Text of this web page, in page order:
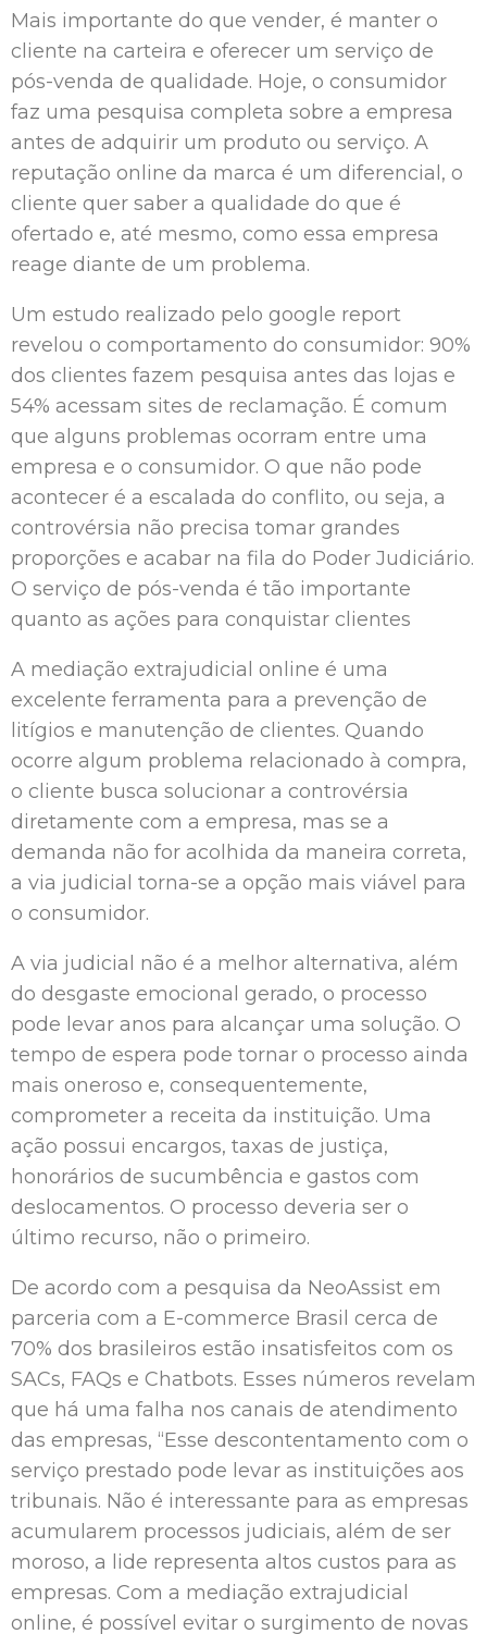
Mais importante do que vender, é manter o
cliente na carteira e oferecer um serviço de
pós-venda de qualidade. Hoje, o consumidor
faz uma pesquisa completa sobre a empresa
antes de adquirir um produto ou serviço. A
reputação online da marca é um diferencial, o
cliente quer saber a qualidade do que é
ofertado e, até mesmo, como essa empresa
reage diante de um problema.
Um estudo realizado pelo google report
revelou o comportamento do consumidor: 90%
dos clientes fazem pesquisa antes das lojas e
54% acessam sites de reclamação. É comum
que alguns problemas ocorram entre uma
empresa e o consumidor. O que não pode
acontecer é a escalada do conflito, ou seja, a
controvérsia não precisa tomar grandes
proporções e acabar na fila do Poder Judiciário.
O serviço de pós-venda é tão importante
quanto as ações para conquistar clientes
A mediação extrajudicial online é uma
excelente ferramenta para a prevenção de
litígios e manutenção de clientes. Quando
ocorre algum problema relacionado à compra,
o cliente busca solucionar a controvérsia
diretamente com a empresa, mas se a
demanda não for acolhida da maneira correta,
a via judicial torna-se a opção mais viável para
o consumidor.
A via judicial não é a melhor alternativa, além
do desgaste emocional gerado, o processo
pode levar anos para alcançar uma solução. O
tempo de espera pode tornar o processo ainda
mais oneroso e, consequentemente,
comprometer a receita da instituição. Uma
ação possui encargos, taxas de justiça,
honorários de sucumbência e gastos com
deslocamentos. O processo deveria ser o
último recurso, não o primeiro.
De acordo com a pesquisa da NeoAssist em
parceria com a E-commerce Brasil cerca de
70% dos brasileiros estão insatisfeitos com os
SACs, FAQs e Chatbots. Esses números revelam
que há uma falha nos canais de atendimento
das empresas, “Esse descontentamento com o
serviço prestado pode levar as instituições aos
tribunais. Não é interessante para as empresas
acumularem processos judiciais, além de ser
moroso, a lide representa altos custos para as
empresas. Com a mediação extrajudicial
online, é possível evitar o surgimento de novas